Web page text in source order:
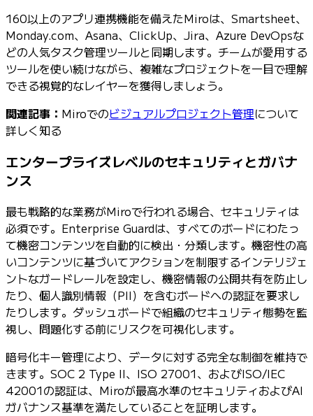
160以上のアプリ連携機能を備えたMiroは、Smartsheet、
Monday.com、Asana、ClickUp、Jira、Azure DevOpsな
どの人気タスク管理ツールと同期します。チームが愛用する
ツールを使い続けながら、複雑なプロジェクトを一目で理解
できる視覚的なレイヤーを獲得しましょう。
関連記事： Miroでのビジュアルプロジェクト管理について
詳しく知る
エンタープライズレベルのセキュリティとガバナ
ンス
最も戦略的な業務がMiroで行われる場合、セキュリティは
必須です。Enterprise Guardは、すべてのボードにわたっ
て機密コンテンツを自動的に検出・分類します。機密性の高
いコンテンツに基づいてアクションを制限するインテリジェ
ントなガードレールを設定し、機密情報の公開共有を防止し
たり、個人識別情報（PII）を含むボードへの認証を要求し
たりします。ダッシュボードで組織のセキュリティ態勢を監
視し、問題化する前にリスクを可視化します。
暗号化キー管理により、データに対する完全な制御を維持で
きます。SOC 2 Type II、ISO 27001、およびISO/IEC
42001の認証は、Miroが最高水準のセキュリティおよびAI
ガバナンス基準を満たしていることを証明します。